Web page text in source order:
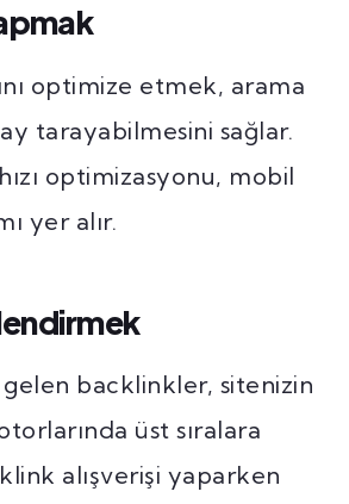
optimize etmek, arama
tarayabilmesini sağlar.
optimizasyonu, mobil
yer alır.
backlinkler, sitenizin
üst sıralara
alışverişi yaparken